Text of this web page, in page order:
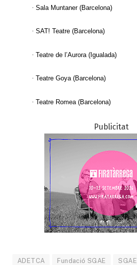
· Sala Muntaner(Barcelona)
· SAT! Teatre (Barcelona)
· Teatre de l’Aurora (Igualada)
· Teatre Goya(Barcelona)
· Teatre Romea(Barcelona)
Publicitat
ADETCA Fundació SGAE SGAE